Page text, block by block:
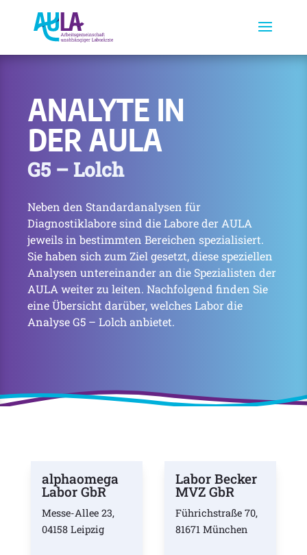
ANALYTE IN
DER AULA
G5 – Lolch
Neben den Standardanalysen für
Diagnostiklabore sind die Labore der AULA
jeweils in bestimmten Bereichen spezialisiert.
Sie haben sich zum Ziel gesetzt, diese speziellen
Analysen untereinander an die Spezialisten der
AULA weiter zu leiten. Nachfolgend finden Sie
eine Übersicht darüber, welches Labor die
Analyse G5 – Lolch anbietet.
alphaomega
Labor GbR
Messe-Allee 23,
04158 Leipzig
Labor Becker
MVZ GbR
Führichstraße 70,
81671 München